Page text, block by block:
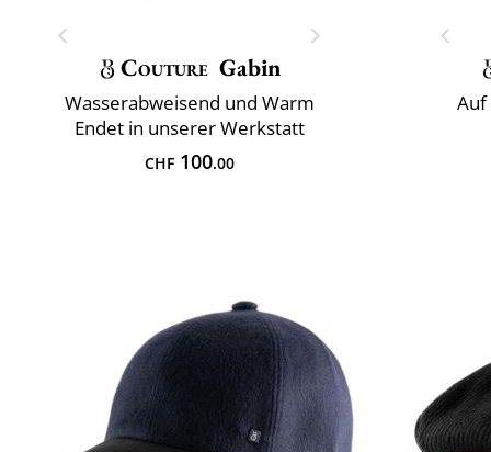
Couture Gabin
Wasserabweisend und Warm
Endet in unserer Werkstatt
CHF100.00
Auf